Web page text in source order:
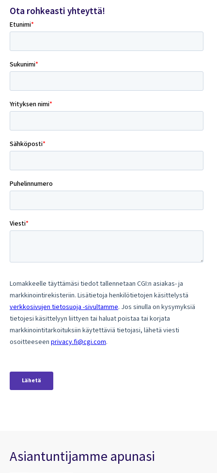
Ota rohkeasti yhteyttä!
Asiantuntijamme apunasi